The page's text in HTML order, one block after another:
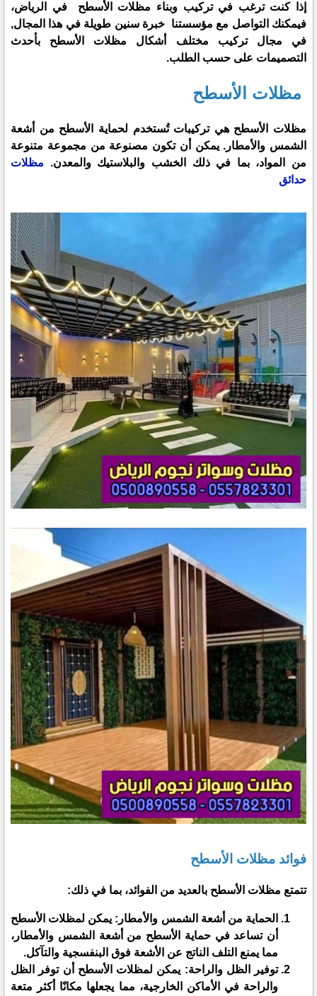
إذا كنت ترغب في تركيب وبناء مظلات الأسطح في الرياض،
فيمكنك التواصل مع مؤسستنا خبرة سنين طويلة في هذا المجال,
في مجال تركيب مختلف أشكال مظلات الأسطح بأحدث
التصميمات على حسب الطلب.
مظلات الأسطح
مظلات الأسطح هي تركيبات تُستخدم لحماية الأسطح من أشعة
الشمس والأمطار. يمكن أن تكون مصنوعة من مجموعة متنوعة
من المواد، بما في ذلك الخشب والبلاستيك والمعدن. مظلات
حدائق
فوائد مظلات الأسطح
تتمتع مظلات الأسطح بالعديد من الفوائد، بما في ذلك:
الحماية من أشعة الشمس والأمطار: يمكن لمظلات الأسطح
أن تساعد في حماية الأسطح من أشعة الشمس والأمطار،
مما يمنع التلف الناتج عن الأشعة فوق البنفسجية والتآكل.
توفير الظل والراحة: يمكن لمظلات الأسطح أن توفر الظل
والراحة في الأماكن الخارجية، مما يجعلها مكانًا أكثر متعة